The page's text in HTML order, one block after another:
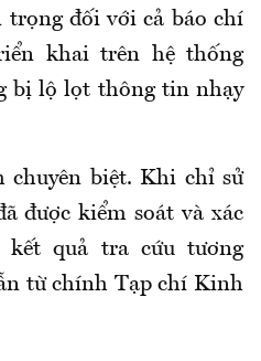
đối với cả báo chí
khai trên hệ thống
bị lộ lọt thông tin nhạy
chuyên biệt. Khi chỉ sử
được kiểm soát và xác
quả tra cứu tương
từ chính Tạp chí Kinh